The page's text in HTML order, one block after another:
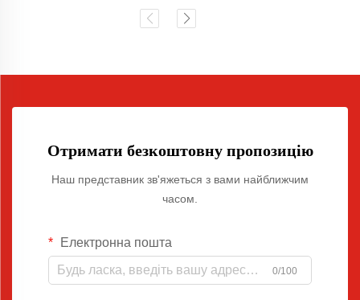
Отримати безкоштовну пропозицію
Наш представник зв'яжеться з вами найближчим
часом.
Електронна пошта
0/100